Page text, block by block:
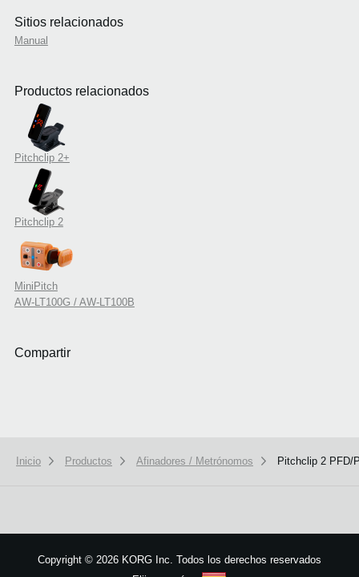
Sitios relacionados
Manual
Productos relacionados
Pitchclip 2+
Pitchclip 2
MiniPitch
AW-LT100G / AW-LT100B
Compartir
Inicio Productos Afinadores / Metrónomos Pitchclip 2 PFD/
Copyright © 2026 KORG Inc. Todos los derechos reservados